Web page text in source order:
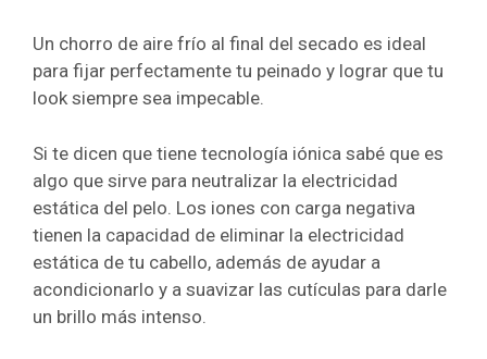
Un chorro de aire frío al final del secado es ideal
para fijar perfectamente tu peinado y lograr que tu
look siempre sea impecable.
Si te dicen que tiene tecnología iónica sabé que es
algo que sirve para neutralizar la electricidad
estática del pelo. Los iones con carga negativa
tienen la capacidad de eliminar la electricidad
estática de tu cabello, además de ayudar a
acondicionarlo y a suavizar las cutículas para darle
un brillo más intenso.